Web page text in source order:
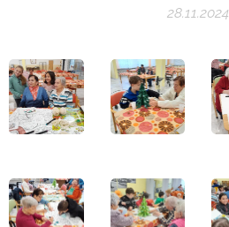
28.11.2024